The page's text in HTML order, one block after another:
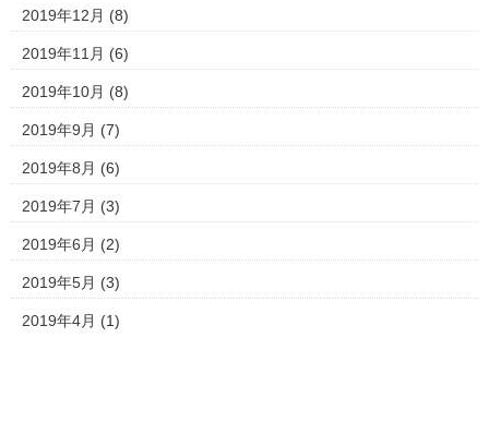
2019年12月 (8)
2019年11月 (6)
2019年10月 (8)
2019年9月 (7)
2019年8月 (6)
2019年7月 (3)
2019年6月 (2)
2019年5月 (3)
2019年4月 (1)